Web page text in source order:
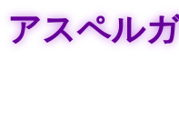
アスペル